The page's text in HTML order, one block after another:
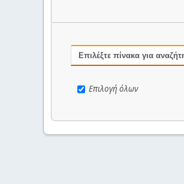
Επιλέξτε πίνακα για
Επιλογή όλων